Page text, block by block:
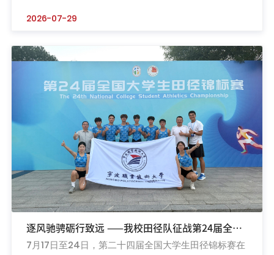
德晶元电器有限公司专注智能清洁家电与健康生活电器
研发制造，系高新技术企业、科技型中小企业和专精特
新中小企业，经营态势稳健。此次获批的研发中心依托
企业既有基础建设，...
2026-07-29
逐风驰骋砺行致远 ——我校田径队征战第24届全国
大学生田径锦标赛斩获佳绩
7月17日至24日，第二十四届全国大学生田径锦标赛在